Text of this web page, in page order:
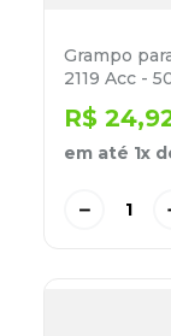
Grampo
2119 Acc -
R$ 24,
em até 1x
－